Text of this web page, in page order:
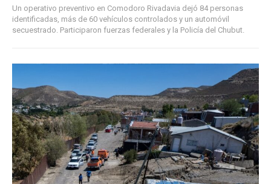
Un operativo preventivo en Comodoro Rivadavia dejó 84 personas
identificadas, más de 60 vehículos controlados y un automóvil
secuestrado. Participaron fuerzas federales y la Policía del Chubut.